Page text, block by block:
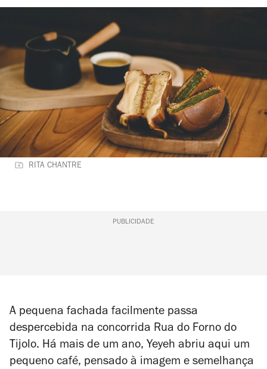
RITA CHANTRE
PUBLICIDADE
A pequena fachada facilmente passa
despercebida na concorrida Rua do Forno do
Tijolo. Há mais de um ano, Yeyeh abriu aqui um
pequeno café, pensado à imagem e semelhança